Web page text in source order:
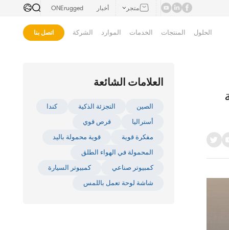
متجر أخبار ONErugged
الحلول المنتجات الخدمات الموارد الشركة اتصل بنا
العلامات الشائعة
الصين التجزئة الذكية
كندا
أستراليا
قرص قوي
مفكرة قوية
قوية محمولة باليد
المحمولة في الهواء الطلق
كمبيوتر صناعي
كمبيوتر السيارة
شاشة لوحة تعمل باللمس